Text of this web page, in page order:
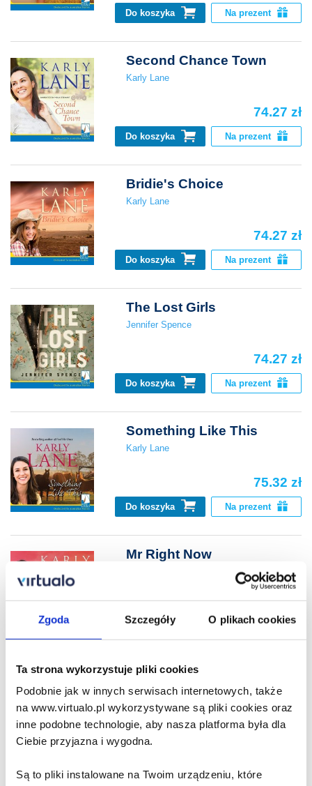
Zgoda Szczegóły O plikach cookies
Ta strona wykorzystuje pliki cookies
Podobnie jak w innych serwisach internetowych, także
na www.virtualo.pl wykorzystywane są pliki cookies oraz
inne podobne technologie, aby nasza platforma była dla
Ciebie przyjazna i wygodna.
Są to pliki instalowane na Twoim urządzeniu, które
Do koszyka Na prezent
Second Chance Town
Karly Lane
74.27 zł
Do koszyka Na prezent
Bridie's Choice
Karly Lane
74.27 zł
Do koszyka Na prezent
The Lost Girls
Jennifer Spence
74.27 zł
Do koszyka Na prezent
Something Like This
Karly Lane
75.32 zł
Do koszyka Na prezent
Mr Right Now
74.27 zł
Someone Like You
Karly Lane
74.27 zł